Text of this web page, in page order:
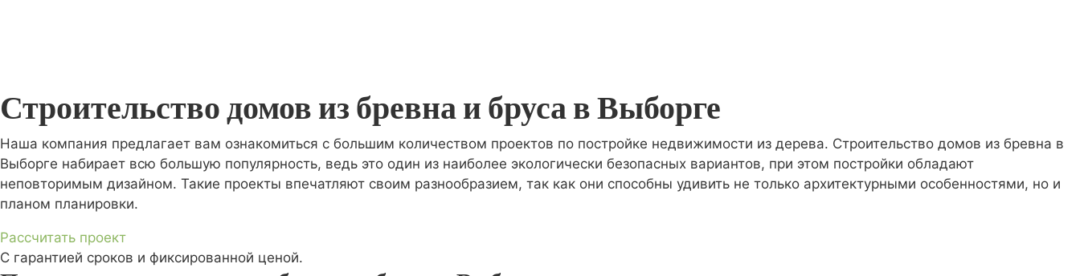
Строительство домов из бревна и бруса в Выборге
Наша компания предлагает вам ознакомиться с большим количеством проектов по постройке недвижимости из дерева. Строительство домов из бревна в
Выборге набирает всю большую популярность, ведь это один из наиболее экологически безопасных вариантов, при этом постройки обладают
неповторимым дизайном. Такие проекты впечатляют своим разнообразием, так как они способны удивить не только архитектурными особенностями, но и
планом планировки.
Рассчитать проект
С гарантией сроков и фиксированной ценой.